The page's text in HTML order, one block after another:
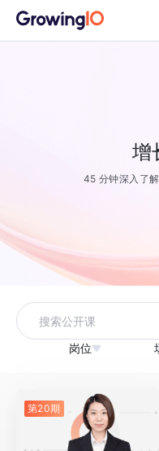
增
45 分钟深入了
岗位
第20期